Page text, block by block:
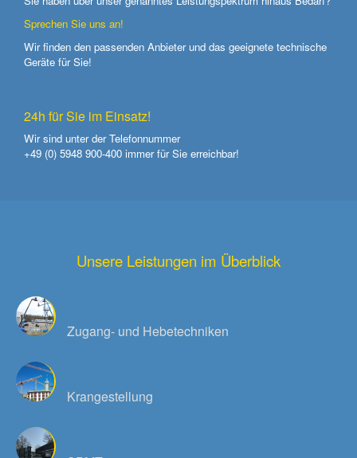
Sprechen Sie uns an!
Wir finden den passenden Anbieter und das geeignete technische
Geräte für Sie!
24h für Sie im Einsatz!
Wir sind unter der Telefonnummer
+49 (0) 5948 900-400 immer für Sie erreichbar!
Unsere Leistungen im Überblick
Zugang- und Hebetechniken
Krangestellung